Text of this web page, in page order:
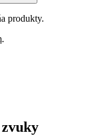
produkty.
.
zvuky